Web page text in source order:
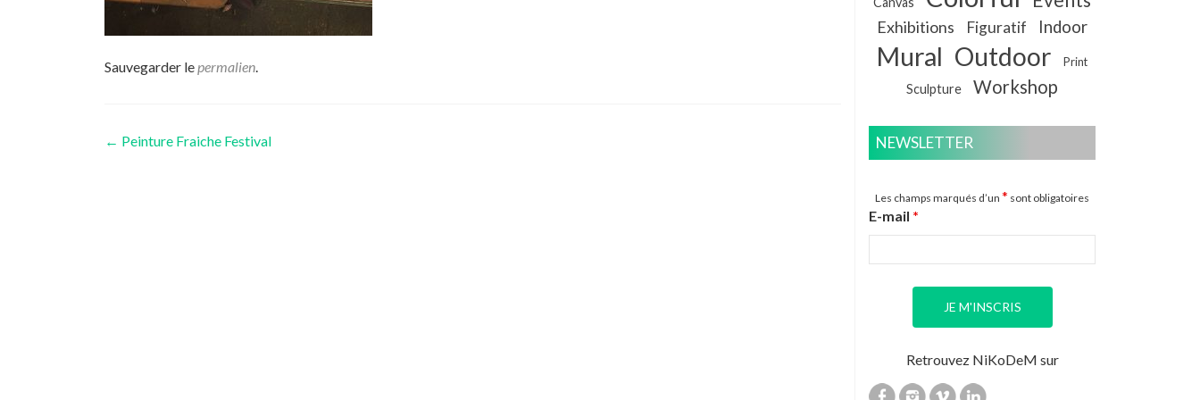
Sauvegarder lepermalien.
Navigation
← Peinture Fraiche Festival
Exhibitions Figuratif Indoor
Mural Outdoor Print
Sculpture Workshop
NEWSLETTER
Les champs marqués d’un * sont obligatoires
E-mail *
Retrouvez NiKoDeM sur